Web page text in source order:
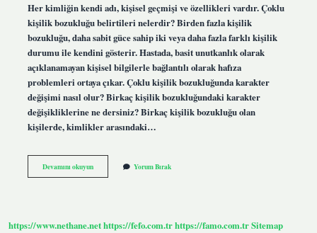
Her kimliğin kendi adı, kişisel geçmişi ve özellikleri vardır. Çoklu
kişilik bozukluğu belirtileri nelerdir? Birden fazla kişilik
bozukluğu, daha sabit güce sahip iki veya daha fazla farklı kişilik
durumu ile kendini gösterir. Hastada, basit unutkanlık olarak
açıklanamayan kişisel bilgilerle bağlantılı olarak hafıza
problemleri ortaya çıkar. Çoklu kişilik bozukluğunda karakter
değişimi nasıl olur? Birkaç kişilik bozukluğundaki karakter
değişikliklerine ne dersiniz? Birkaç kişilik bozukluğu olan
kişilerde, kimlikler arasındaki…
Devamını okuyunDissosiyatif
Kimlik
Yorum Bırak
https://www.nethane.nethttps://fefo.com.trhttps://famo.com.trSitemap